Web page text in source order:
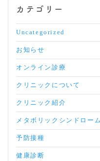
カテゴリー
Uncategorized
お知らせ
オンライン診療
クリニックについて
クリニック紹介
メタボリックシンドローム
予防接種
健康診断